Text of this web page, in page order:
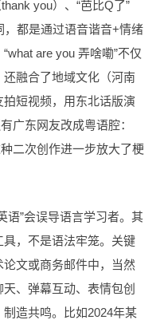
you）、“芭比Q了”
，都是通过语音谐音+情绪
are you 弄啥嘞”不仅
还融合了地域文化（河南
短视频，用东北话版演
广东网友改成粤语腔：
二次创作进一步放大了梗
语”会误导语言学习者。其
，不是语法牢笼。关键
文或商务邮件中，当然
、弹幕互动、表情包创
造共鸣。比如2024年某